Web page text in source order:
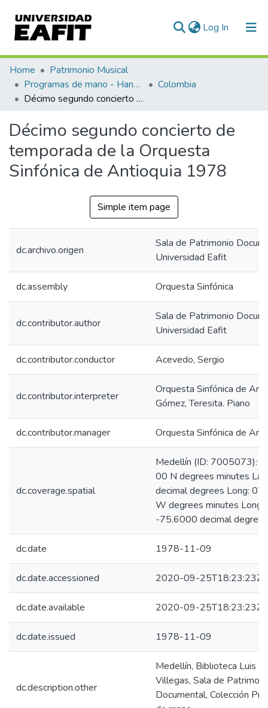
Log In (current)
Communities & Collections
All of DSpace
Home
Patrimonio Musical
Programas de mano - Hand programs
Colombia
Décimo segundo concierto de temporada de la Orquesta Sinfónica de Antioquia 1978
Décimo segundo concierto de
temporada de la Orquesta
Sinfónica de Antioquia 1978
Simple item page
dc.archivo.origen
Sala de Patrimonio
Universidad Eafit
dc.assembly Orquesta Sinfónica
dc.contributor.author
Sala de Patrimonio
Universidad Eafit
dc.contributor.conductor Acevedo, Sergio
dc.contributor.interpreter
Orquesta Sinfónica de
Gómez, Teresita. Piano
dc.contributor.manager Orquesta Sinfónica de
dc.coverage.spatial
Medellín (ID: 7005073):
00 N degrees minutes
decimal degrees Long:
W degrees minutes Long:
-75.6000 decimal degrees
dc.date 1978-11-09
dc.date.accessioned 2020-09-25T18:23:23Z
dc.date.available 2020-09-25T18:23:23Z
dc.date.issued 1978-11-09
dc.description.other
Medellín, Biblioteca Luis
Villegas, Sala de
Documental, Colección